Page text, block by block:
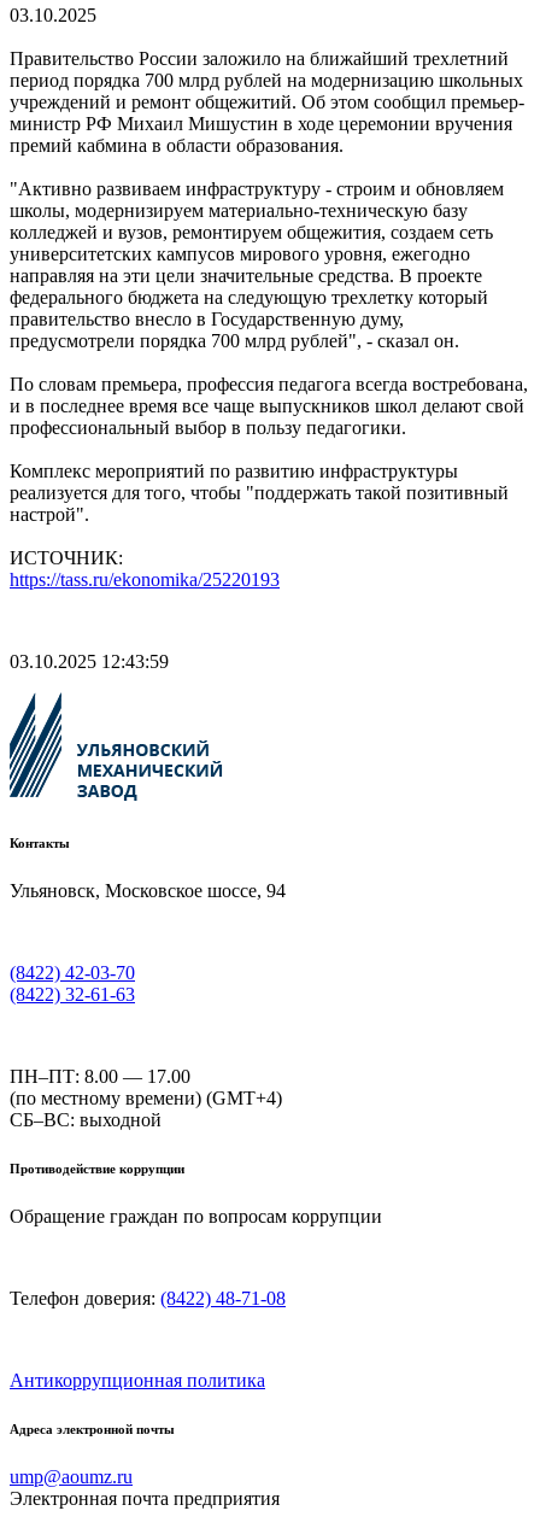
03.10.2025
Правительство России заложило на ближайший трехлетний
период порядка 700 млрд рублей на модернизацию школьных
учреждений и ремонт общежитий. Об этом сообщил премьер-
министр РФ Михаил Мишустин в ходе церемонии вручения
премий кабмина в области образования.
"Активно развиваем инфраструктуру - строим и обновляем
школы, модернизируем материально-техническую базу
колледжей и вузов, ремонтируем общежития, создаем сеть
университетских кампусов мирового уровня, ежегодно
направляя на эти цели значительные средства. В проекте
федерального бюджета на следующую трехлетку который
правительство внесло в Государственную думу,
предусмотрели порядка 700 млрд рублей", - сказал он.
По словам премьера, профессия педагога всегда востребована,
и в последнее время все чаще выпускников школ делают свой
профессиональный выбор в пользу педагогики.
Комплекс мероприятий по развитию инфраструктуры
реализуется для того, чтобы "поддержать такой позитивный
настрой".
ИСТОЧНИК:
https://tass.ru/ekonomika/25220193
03.10.2025 12:43:59
Контакты
Ульяновск, Московское шоссе, 94
(8422) 42-03-70
(8422) 32-61-63
ПН–ПТ: 8.00 — 17.00
(по местному времени) (GMT+4)
СБ–ВС: выходной
Противодействие коррупции
Обращение граждан по вопросам коррупции
Телефон доверия: (8422) 48-71-08
Антикоррупционная политика
Адреса электронной почты
ump@aoumz.ru
Электронная почта предприятия